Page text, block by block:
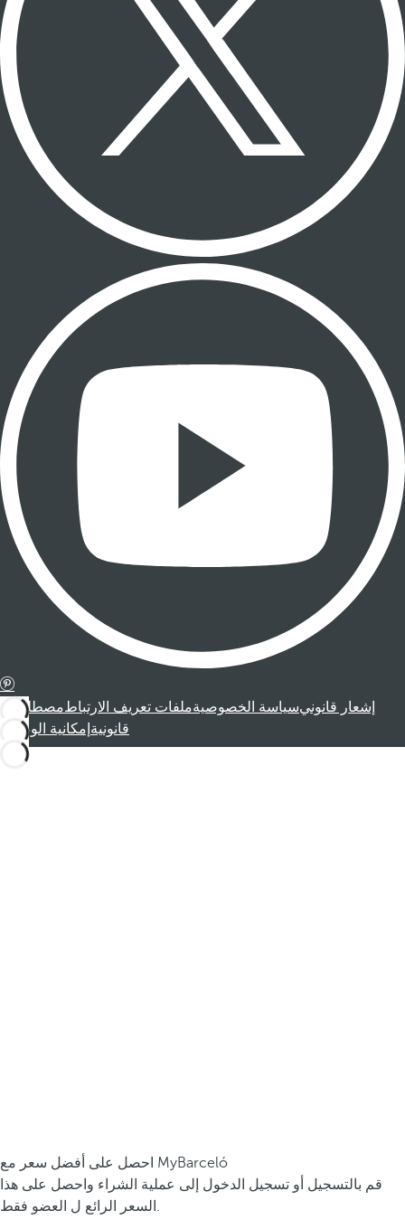
إشعار قانونيسياسة الخصوصيةملفات تعريف الارتباطمصطلحات
قانونية إمكانية الوصول
احصل على أفضل سعر مع MyBarceló
قم بالتسجيل أو تسجيل الدخول إلى عملية الشراء واحصل على هذا
السعر الرائع ل العضو فقط.